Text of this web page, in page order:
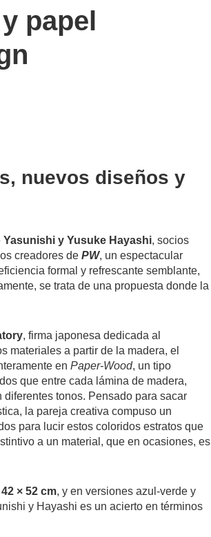
papel
nuevos diseños y
y Yusuke Hayashi, socios
creadores dePW, un espectacular
formal y refrescante semblante,
se trata de una propuesta donde la
, firma japonesa dedicada al
materiales a partir de la madera, el
enPaper-Wood, un tipo
que entre cada lámina de madera,
tonos. Pensado para sacar
la pareja creativa compuso un
para lucir estos coloridos estratos que
a un material, que en ocasiones, es
× 52 cm, y en versiones azul-verde y
y Hayashi es un acierto en términos